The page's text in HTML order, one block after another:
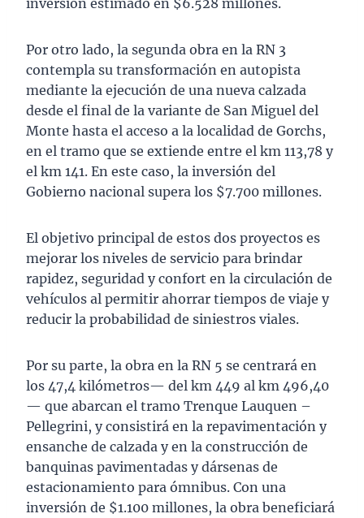
inversión estimado en $6.528 millones.
Por otro lado, la segunda obra en la RN 3
contempla su transformación en autopista
mediante la ejecución de una nueva calzada
desde el final de la variante de San Miguel del
Monte hasta el acceso a la localidad de Gorchs,
en el tramo que se extiende entre el km 113,78 y
el km 141. En este caso, la inversión del
Gobierno nacional supera los $7.700 millones.
El objetivo principal de estos dos proyectos es
mejorar los niveles de servicio para brindar
rapidez, seguridad y confort en la circulación de
vehículos al permitir ahorrar tiempos de viaje y
reducir la probabilidad de siniestros viales.
Por su parte, la obra en la RN 5 se centrará en
los 47,4 kilómetros— del km 449 al km 496,40
— que abarcan el tramo Trenque Lauquen –
Pellegrini, y consistirá en la repavimentación y
ensanche de calzada y en la construcción de
banquinas pavimentadas y dársenas de
estacionamiento para ómnibus. Con una
inversión de $1.100 millones, la obra beneficiará